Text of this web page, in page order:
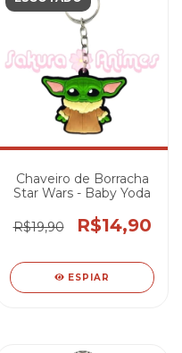
Chaveiro de Borracha
Star Wars - Baby Yoda
R$19,90 R$14,90
ESPIAR